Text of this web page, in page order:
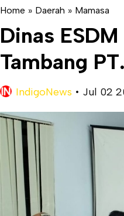
Home » Daerah » Mamasa
Dinas
Tambang
IndigoNews • Jul 02